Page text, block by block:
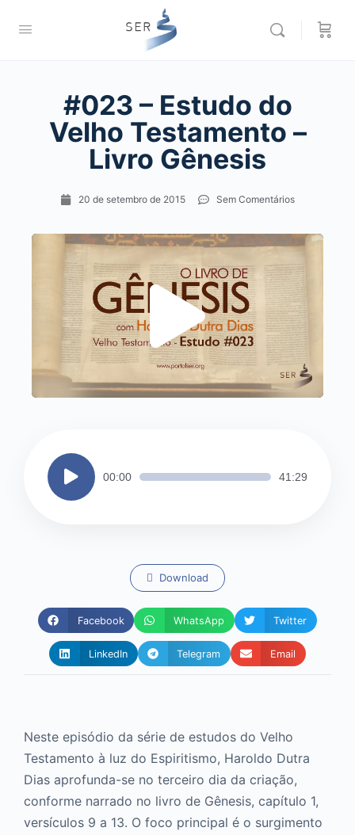
#023 – Estudo do
Velho Testamento –
Livro Gênesis
20 de setembro de 2015 Sem Comentários
Tocador
de
áudio
00:00 41:29
Download
Facebook WhatsApp Twitter
LinkedIn Telegram Email
Neste episódio da série de estudos do Velho
Testamento à luz do Espiritismo, Haroldo Dutra
Dias aprofunda-se no terceiro dia da criação,
conforme narrado no livro de Gênesis, capítulo 1,
versículos 9 a 13. O foco principal é o surgimento